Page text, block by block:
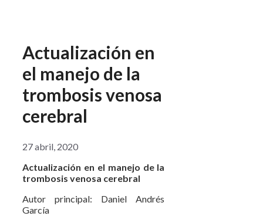
Actualización en
el manejo de la
trombosis venosa
cerebral
27 abril, 2020
Actualización en el manejo de la
trombosis venosa cerebral
Autor principal: Daniel Andrés
García